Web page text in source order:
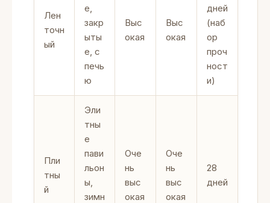
Лен
точн
ый
е,
закр
ыты
е, с
печь
ю
Выс
окая
Выс
окая
дней
(наб
ор
проч
ност
и)
Пли
тны
й
Эли
тны
е
пави
льон
ы,
зимн
Оче
нь
выс
окая
Оче
нь
выс
окая
28
дней